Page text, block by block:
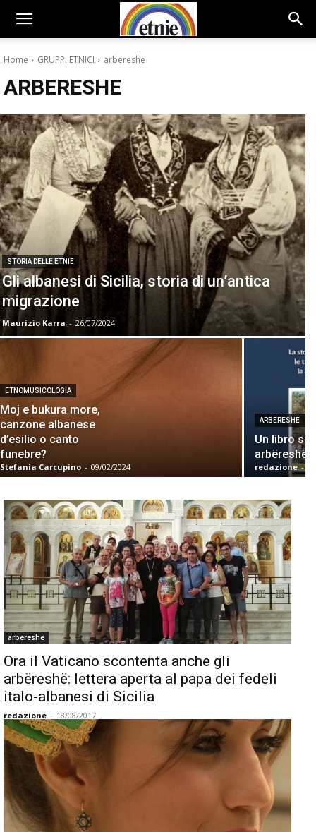
Home GRUPPI ETNICI arbereshe
ARBERESHE
STORIA DELLE ETNIE
Gli albanesi di Sicilia, storia di un’antica
migrazione
Maurizio Karra - 26/07/2024
ETNOMUSICOLOGIA
Moj e bukura more,
canzone albanese
d’esilio o canto
funebre?
Stefania Carcupino - 09/02/2024
ARBERESHE
Un libro
arbëreshë
redazione -
arbereshe
Ora il Vaticano scontenta anche gli
arbëreshë: lettera aperta al papa dei fedeli
italo-albanesi di Sicilia
redazione - 18/08/2017